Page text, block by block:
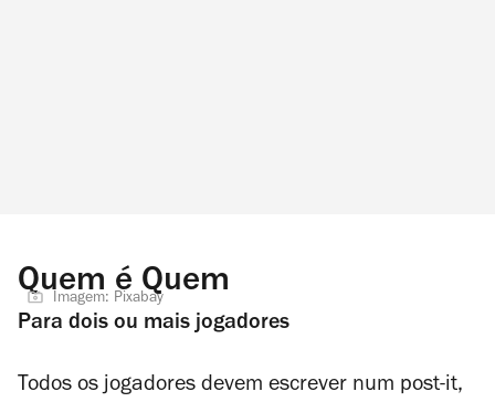
Quem é Quem
Imagem: Pixabay
Para dois ou mais jogadores
Todos os jogadores devem escrever num post-it,